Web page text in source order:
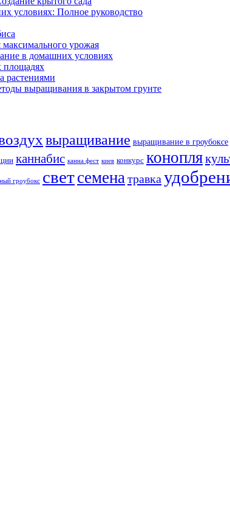
условиях: Полное руководство
урожая
в домашних условиях
площадях
растениями
выращивания в закрытом грунте
выращивание выращивание в гроубоксе
каннабис канна фест киев конкурс конопля
гроубокс светсемена травка